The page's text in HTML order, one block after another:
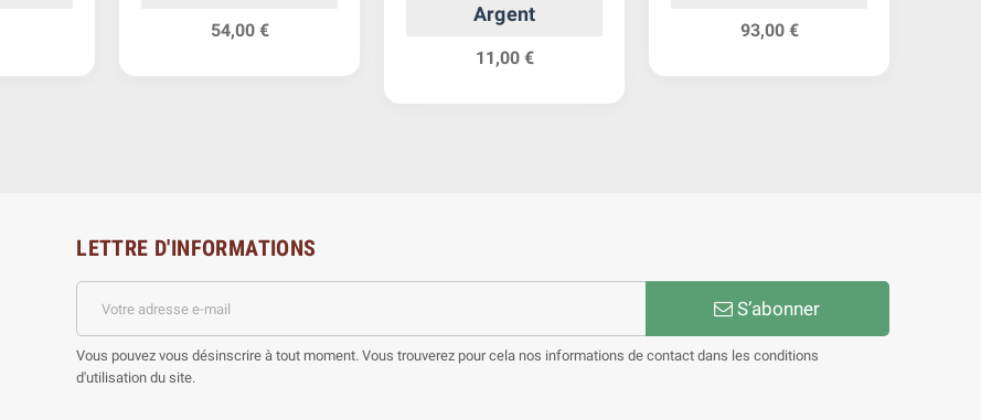
54,00 €
Argent
11,00 €
93,00 €
LETTRE D'INFORMATIONS
S’abonner
Vous pouvez vous désinscrire à tout moment. Vous trouverez pour cela nos informations de contact dans les conditions
d'utilisation du site.